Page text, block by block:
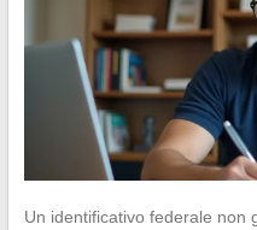
Un identificativo federale non